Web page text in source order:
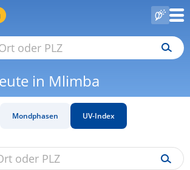
in Mlimba
Mondphasen UV-Index